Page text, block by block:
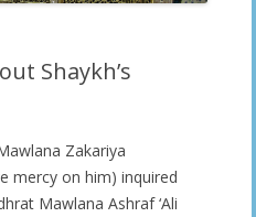
Shaykh’s
Zakariya
mercy on him) inquired
Mawlana Ashraf ‘Ali